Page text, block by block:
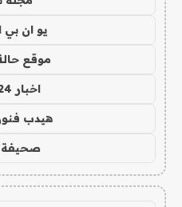
يو ان بي
موقع
اخبار 24 ساعة
هيدب
صحيفة